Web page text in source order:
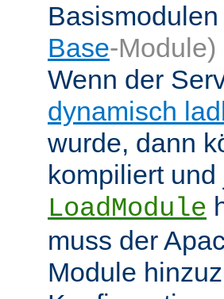
Basismodulen
Base-Module)
Wenn der
dynamisch
wurde, dann
kompiliert
LoadModule
muss der
Module